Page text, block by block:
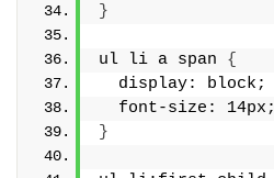
}
ul li a span {
  display: block;
  font-size: 14px;
}